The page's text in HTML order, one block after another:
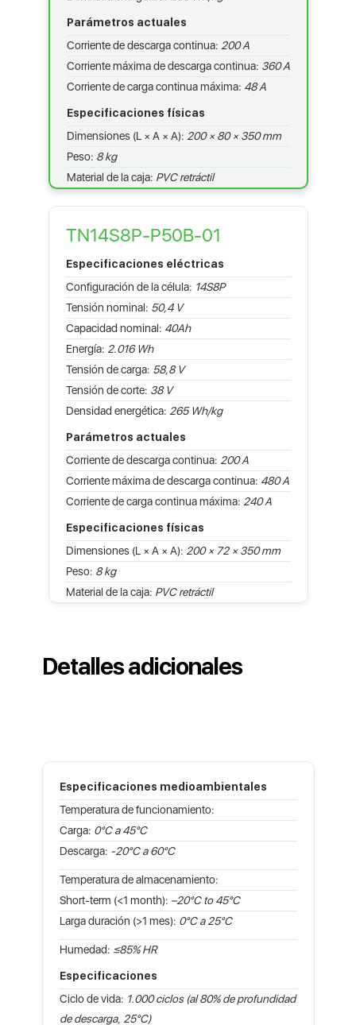
Parámetros actuales
Corriente de descarga continua: 200 A
Corriente máxima de descarga continua: 360 A
Corriente de carga continua máxima: 48 A
Especificaciones físicas
Dimensiones (L × A × A): 200 × 80 × 350 mm
Peso: 8 kg
Material de la caja: PVC retráctil
TN14S8P-P50B-01
Especificaciones eléctricas
Configuración de la célula: 14S8P
Tensión nominal: 50,4 V
Capacidad nominal: 40Ah
Energía: 2.016 Wh
Tensión de carga: 58,8 V
Tensión de corte: 38 V
Densidad energética: 265 Wh/kg
Parámetros actuales
Corriente de descarga continua: 200 A
Corriente máxima de descarga continua: 480 A
Corriente de carga continua máxima: 240 A
Especificaciones físicas
Dimensiones (L × A × A): 200 × 72 × 350 mm
Peso: 8 kg
Material de la caja: PVC retráctil
Detalles adicionales
Especificaciones medioambientales
Temperatura de funcionamiento:
Carga: 0°C a 45°C
Descarga: -20°C a 60°C
Temperatura de almacenamiento:
Short-term (<1 month): –20°C to 45°C
Larga duración (>1 mes): 0°C a 25°C
Humedad: ≤85% HR
Especificaciones
Ciclo de vida: 1.000 ciclos (al 80% de profundidad
de descarga, 25°C)